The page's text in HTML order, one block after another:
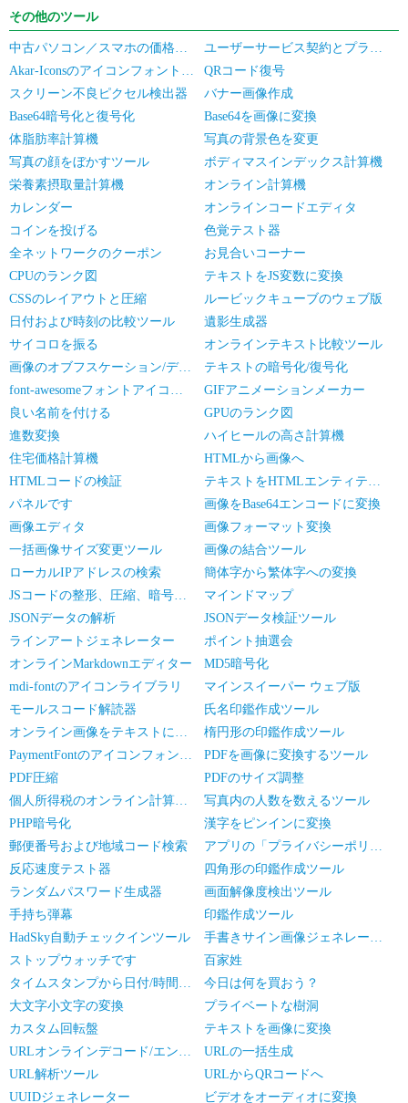
その他のツール
中古パソコン／スマホの価格見積もり
ユーザーサービス契約とプライバシーポリシー
Akar-Iconsのアイコンフォントライブラリ
QRコード復号
スクリーン不良ピクセル検出器
バナー画像作成
Base64暗号化と復号化
Base64を画像に変換
体脂肪率計算機
写真の背景色を変更
写真の顔をぼかすツール
ボディマスインデックス計算機
栄養素摂取量計算機
オンライン計算機
カレンダー
オンラインコードエディタ
コインを投げる
色覚テスト器
全ネットワークのクーポン
お見合いコーナー
CPUのランク図
テキストをJS変数に変換
CSSのレイアウトと圧縮
ルービックキューブのウェブ版
日付および時刻の比較ツール
遺影生成器
サイコロを振る
オンラインテキスト比較ツール
画像のオブフスケーション/デオブフスケーション
テキストの暗号化/復号化
font-awesomeフォントアイコンライブラリ
GIFアニメーションメーカー
良い名前を付ける
GPUのランク図
進数変換
ハイヒールの高さ計算機
住宅価格計算機
HTMLから画像へ
HTMLコードの検証
テキストをHTMLエンティティに変換
パネルです
画像をBase64エンコードに変換
画像エディタ
画像フォーマット変換
一括画像サイズ変更ツール
画像の結合ツール
ローカルIPアドレスの検索
簡体字から繁体字への変換
JSコードの整形、圧縮、暗号化/難読化
マインドマップ
JSONデータの解析
JSONデータ検証ツール
ラインアートジェネレーター
ポイント抽選会
オンラインMarkdownエディター
MD5暗号化
mdi-fontのアイコンライブラリ
マインスイーパー ウェブ版
モールスコード解読器
氏名印鑑作成ツール
オンライン画像をテキストに変換
楕円形の印鑑作成ツール
PaymentFontのアイコンフォントライブラリ
PDFを画像に変換するツール
PDF圧縮
PDFのサイズ調整
個人所得税のオンライン計算です
写真内の人数を数えるツール
PHP暗号化
漢字をピンインに変換
郵便番号および地域コード検索
アプリの「プライバシーポリシー」生成器
反応速度テスト器
四角形の印鑑作成ツール
ランダムパスワード生成器
画面解像度検出ツール
手持ち弾幕
印鑑作成ツール
HadSky自動チェックインツール
手書きサイン画像ジェネレーター
ストップウォッチです
百家姓
タイムスタンプから日付/時間の変換
今日は何を買おう？
大文字小文字の変換
プライベートな樹洞
カスタム回転盤
テキストを画像に変換
URLオンラインデコード/エンコード
URLの一括生成
URL解析ツール
URLからQRコードへ
UUIDジェネレーター
ビデオをオーディオに変換